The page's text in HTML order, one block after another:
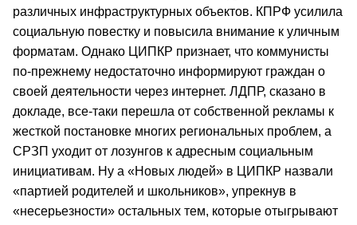
различных инфраструктурных объектов. КПРФ усилила
социальную повестку и повысила внимание к уличным
форматам. Однако ЦИПКР признает, что коммунисты
по-прежнему недостаточно информируют граждан о
своей деятельности через интернет. ЛДПР, сказано в
докладе, все-таки перешла от собственной рекламы к
жесткой постановке многих региональных проблем, а
СРЗП уходит от лозунгов к адресным социальным
инициативам. Ну а «Новых людей» в ЦИПКР назвали
«партией родителей и школьников», упрекнув в
«несерьезности» остальных тем, которые отыгрывают